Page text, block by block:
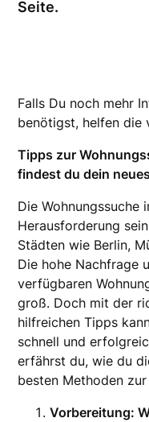
Seite.
Falls Du noch mehr
benötigst, helfen die
Tipps zur
findest du dein
Die Wohnungssuche
Herausforderung
Städten wie Berlin,
Die hohe Nachfrage
verfügbaren
groß. Doch mit der
hilfreichen Tipps
schnell und
erfährst du, wie du
besten Methoden
Vorbereitung: